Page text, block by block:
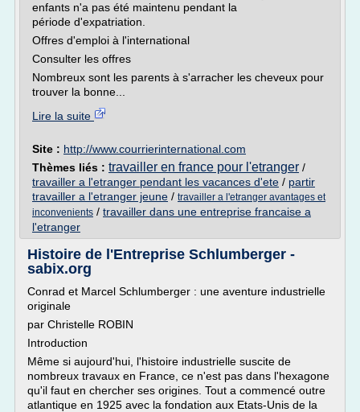
enfants n'a pas été maintenu pendant la
période d'expatriation.
Offres d'emploi à l'international
Consulter les offres
Nombreux sont les parents à s'arracher les cheveux pour
trouver la bonne...
Lire la suite
Site : http://www.courrierinternational.com
Thèmes liés : travailler en france pour l'etranger /
travailler a l'etranger pendant les vacances d'ete / partir
travailler a l'etranger jeune / travailler a l'etranger avantages et
inconvenients / travailler dans une entreprise francaise a
l'etranger
Histoire de l'Entreprise Schlumberger -
sabix.org
Conrad et Marcel Schlumberger : une aventure industrielle
originale
par Christelle ROBIN
Introduction
Même si aujourd'hui, l'histoire industrielle suscite de
nombreux travaux en France, ce n'est pas dans l'hexagone
qu'il faut en chercher ses origines. Tout a commencé outre
atlantique en 1925 avec la fondation aux Etats-Unis de la